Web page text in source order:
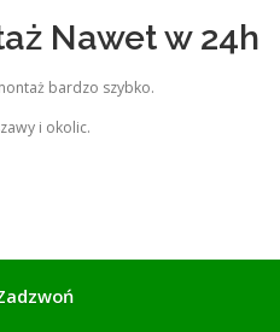
Nawet w 24h
bardzo szybko.
i okolic.